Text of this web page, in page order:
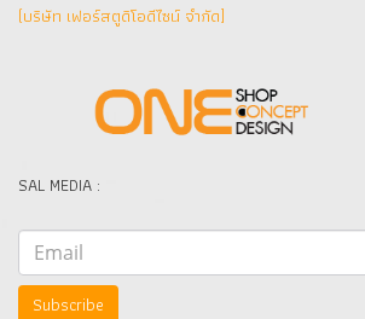
(บริษัท เฟอร์สตูดิโอดีไซน์ จำกัด]
SAL MEDIA :
Subscribe